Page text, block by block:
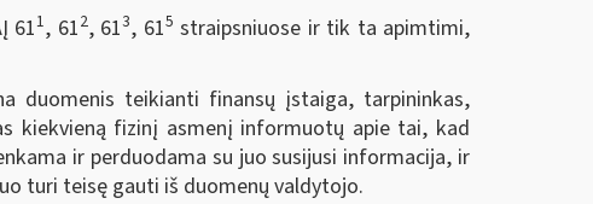
611, 612, 613, 615 straipsniuose ir tik ta apimtimi,
duomenis teikianti finansų įstaiga, tarpininkas,
kiekvieną fizinį asmenį informuotų apie tai, kad
ir perduodama su juo susijusi informacija, ir
turi teisę gauti iš duomenų valdytojo.